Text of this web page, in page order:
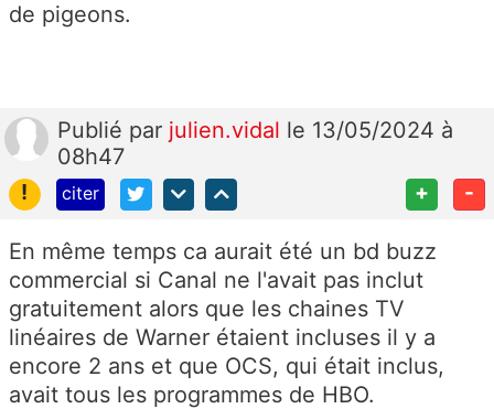
de pigeons.
Publié par julien.vidal le 13/05/2024 à
08h47
!
citer + -
En même temps ca aurait été un bd buzz
commercial si Canal ne l'avait pas inclut
gratuitement alors que les chaines TV
linéaires de Warner étaient incluses il y a
encore 2 ans et que OCS, qui était inclus,
avait tous les programmes de HBO.